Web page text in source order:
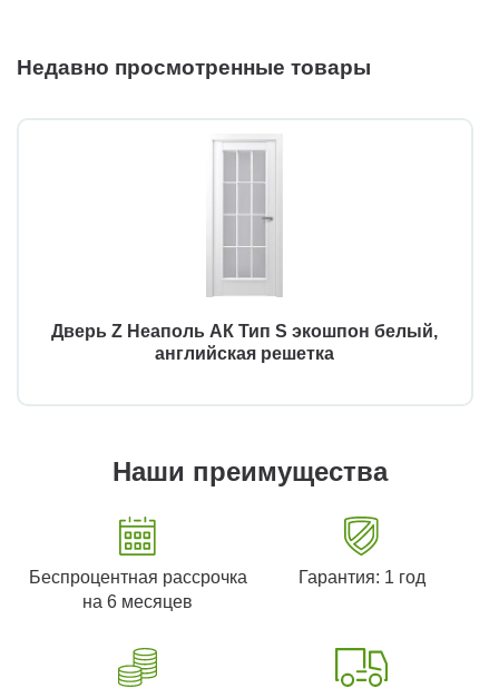
Недавно просмотренные товары
Дверь Z Неаполь АК Тип S экошпон белый,
английская решетка
Наши преимущества
Беспроцентная рассрочка
на 6 месяцев
Гарантия: 1 год